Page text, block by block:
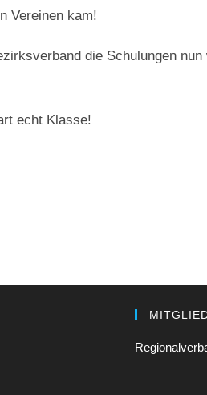
Vereinen kam!
die Schulungen
echt Klasse!